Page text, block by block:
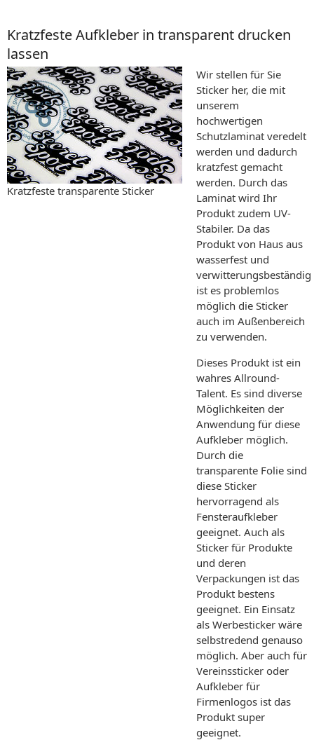
Kratzfeste Aufkleber in transparent drucken
lassen
Kratzfeste transparente Sticker
Wir stellen für Sie
Sticker her, die mit
unserem
hochwertigen
Schutzlaminat veredelt
werden und dadurch
kratzfest gemacht
werden. Durch das
Laminat wird Ihr
Produkt zudem UV-
Stabiler. Da das
Produkt von Haus aus
wasserfest und
verwitterungsbeständig
ist es problemlos
möglich die Sticker
auch im Außenbereich
zu verwenden.
Dieses Produkt ist ein
wahres Allround-
Talent. Es sind diverse
Möglichkeiten der
Anwendung für diese
Aufkleber möglich.
Durch die
transparente Folie sind
diese Sticker
hervorragend als
Fensteraufkleber
geeignet. Auch als
Sticker für Produkte
und deren
Verpackungen ist das
Produkt bestens
geeignet. Ein Einsatz
als Werbesticker wäre
selbstredend genauso
möglich. Aber auch für
Vereinssticker oder
Aufkleber für
Firmenlogos ist das
Produkt super
geeignet.